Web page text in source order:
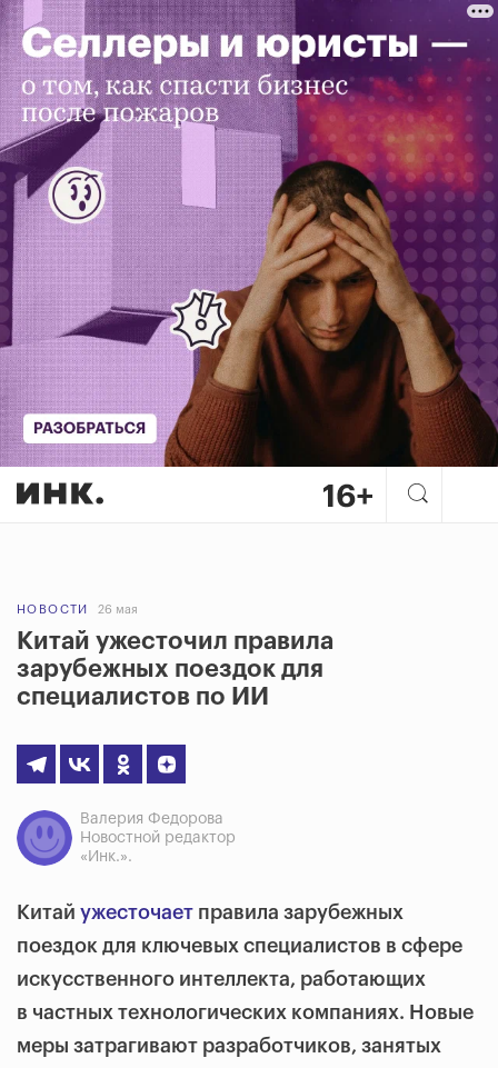
НОВОСТИ 26 мая
Китай ужесточил правила
зарубежных поездок для
специалистов по ИИ
Валерия Федорова
Новостной редактор
«Инк.».
Китай ужесточает правила зарубежных
поездок для ключевых специалистов в сфере
искусственного интеллекта, работающих
в частных технологических компаниях. Новые
меры затрагивают разработчиков, занятых